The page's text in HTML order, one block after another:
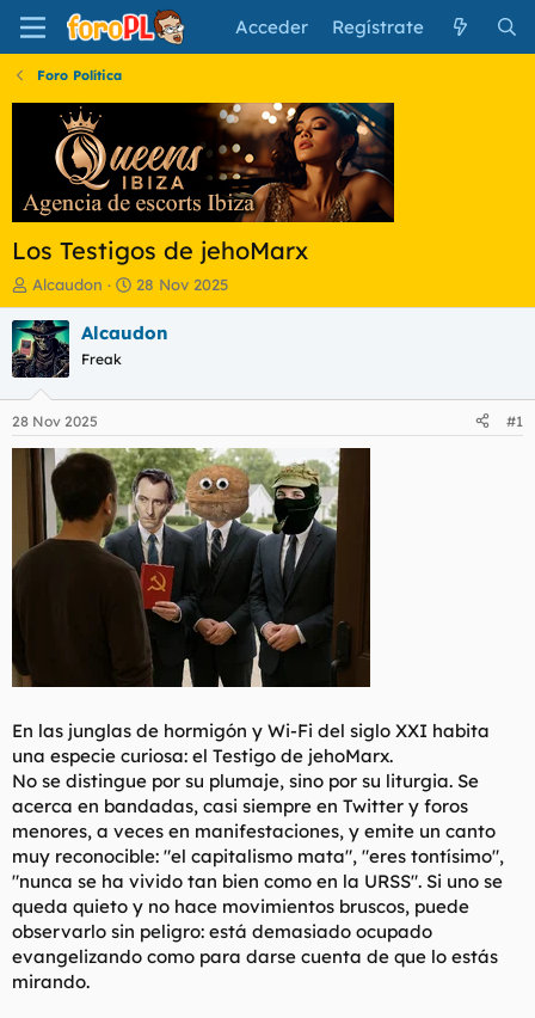
Acceder Regístrate
Foro Política
Los Testigos de jehoMarx
I
n
i
c
i
a
d
o
t
Alcaudon
F
e
c
i
n
i
c
i
o
28 Nov 2025
Alcaudon
Freak
28 Nov 2025 #1
En las junglas de hormigón y Wi-Fi del siglo XXI habita
una especie curiosa: el Testigo de jehoMarx.
No se distingue por su plumaje, sino por su liturgia. Se
acerca en bandadas, casi siempre en Twitter y foros
menores, a veces en manifestaciones, y emite un canto
muy reconocible: "el capitalismo mata", "eres tontísimo",
"nunca se ha vivido tan bien como en la URSS". Si uno se
queda quieto y no hace movimientos bruscos, puede
observarlo sin peligro: está demasiado ocupado
evangelizando como para darse cuenta de que lo estás
mirando.